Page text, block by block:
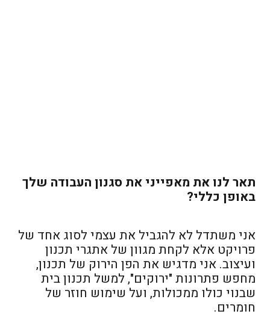
תאר לנו את מאפייני את סגנון העבודה שלך
באופן כללי?
אני משתדל לא להגביל את עצמי לסוג אחד של
פרויקט אלא לקחת מגוון של אתגרי תכנון
ועיצוב. אני מדגיש את הפן הירוק של תכנון,
מחפש פתרונות "ירוקים", למשל תכנון בית
שבנוי כולו ממכולות, ועל שימוש חוזר של
חומרים.